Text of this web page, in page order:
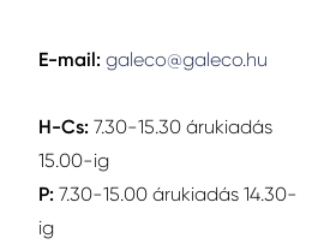
E-mail: galeco@galeco.hu
H-Cs: 7.30-15.30 árukiadás
15.00-ig
P: 7.30-15.00 árukiadás 14.30-
ig